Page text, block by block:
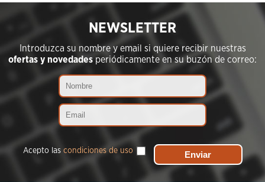
NEWSLETTER
Introduzca su nombre y email si quiere recibir nuestras
ofertas y novedadesperiódicamente en su buzón de correo:
Acepto las condiciones de uso